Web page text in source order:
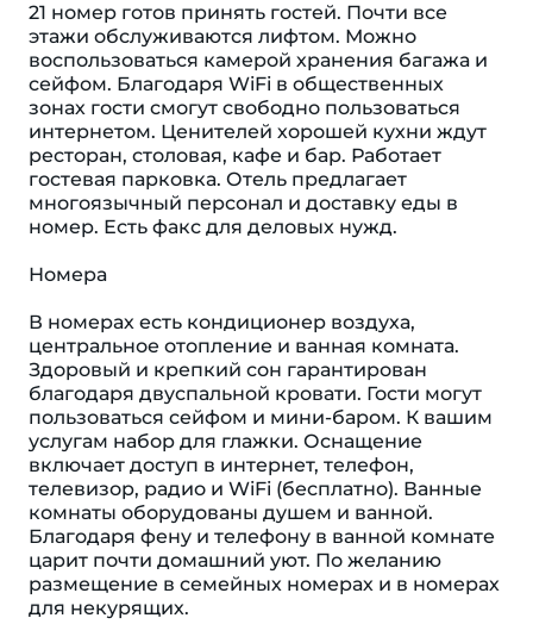
21 номер готов принять гостей. Почти все
этажи обслуживаются лифтом. Можно
воспользоваться камерой хранения багажа и
сейфом. Благодаря WiFi в общественных
зонах гости смогут свободно пользоваться
интернетом. Ценителей хорошей кухни ждут
ресторан, столовая, кафе и бар. Работает
гостевая парковка. Отель предлагает
многоязычный персонал и доставку еды в
номер. Есть факс для деловых нужд.
Номера
В номерах есть кондиционер воздуха,
центральное отопление и ванная комната.
Здоровый и крепкий сон гарантирован
благодаря двуспальной кровати. Гости могут
пользоваться сейфом и мини-баром. К вашим
услугам набор для глажки. Оснащение
включает доступ в интернет, телефон,
телевизор, радио и WiFi (бесплатно). Ванные
комнаты оборудованы душем и ванной.
Благодаря фену и телефону в ванной комнате
царит почти домашний уют. По желанию
размещение в семейных номерах и в номерах
для некурящих.